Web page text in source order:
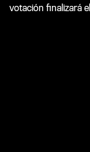
votación finalizará